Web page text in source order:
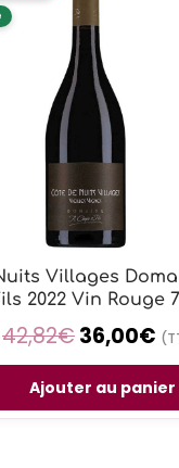
Villages
2022 Vin Rouge
42,82€36,00€
Ajouter au panier